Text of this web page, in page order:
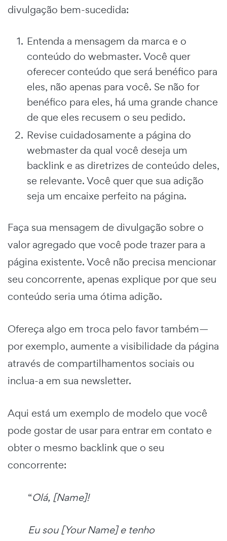
divulgação bem-sucedida:
Entenda a mensagem da marca e o
conteúdo do webmaster. Você quer
oferecer conteúdo que será benéfico para
eles, não apenas para você. Se não for
benéfico para eles, há uma grande chance
de que eles recusem o seu pedido.
Revise cuidadosamente a página do
webmaster da qual você deseja um
backlink e as diretrizes de conteúdo deles,
se relevante. Você quer que sua adição
seja um encaixe perfeito na página.
Faça sua mensagem de divulgação sobre o
valor agregado que você pode trazer para a
página existente. Você não precisa mencionar
seu concorrente, apenas explique por que seu
conteúdo seria uma ótima adição.
Ofereça algo em troca pelo favor também—
por exemplo, aumente a visibilidade da página
através de compartilhamentos sociais ou
inclua-a em sua newsletter.
Aqui está um exemplo de modelo que você
pode gostar de usar para entrar em contato e
obter o mesmo backlink que o seu
concorrente:
“Olá, [Name]!
Eu sou [Your Name] e tenho